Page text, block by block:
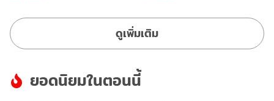
ดูเพิ่มเติม
ยอดนิยมในตอนนี้